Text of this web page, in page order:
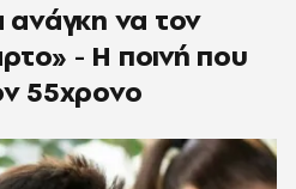
ανάγκη να τον
- Η ποινή που
55χρονο